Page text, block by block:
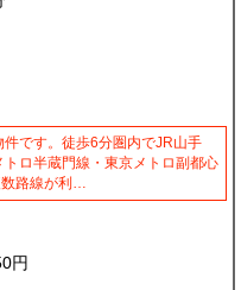
です。徒歩6分圏内でJR山手
ロ半蔵門線・東京メトロ副都心
数路線が利…
円